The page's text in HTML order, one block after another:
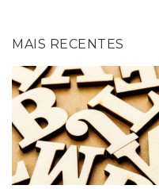
MAIS RECENTES